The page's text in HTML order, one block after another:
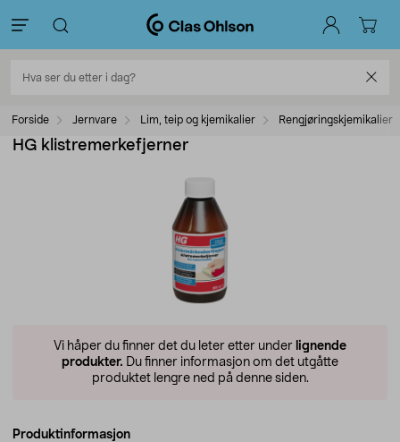
Forside Jernvare Lim, teip og kjemikalier Rengjøringskjemikalier
HG klistremerkefjerner
Vi håper du finner det du leter etter under lignende
produkter. Du finner informasjon om det utgåtte
produktet lengre ned på denne siden.
Produktinformasjon